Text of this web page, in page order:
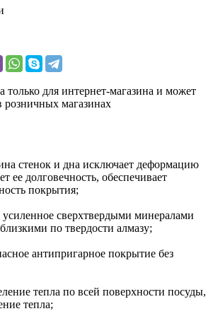
только для интернет-магазина и может
розничных магазинах
стенок и дна исключает деформацию
ее долговечность, обеспечивает
покрытия;
сверхтвердыми минералами
по твердости алмазу;
антипригарное покрытие без
тепла по всей поверхности посуды,
тепла;